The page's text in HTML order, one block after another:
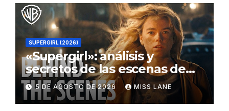
SUPERGIRL (2026)
«Supergirl»: análisis y
secretos de las escenas de
lucha
5 DE AGOSTO DE 2026 MISS LANE